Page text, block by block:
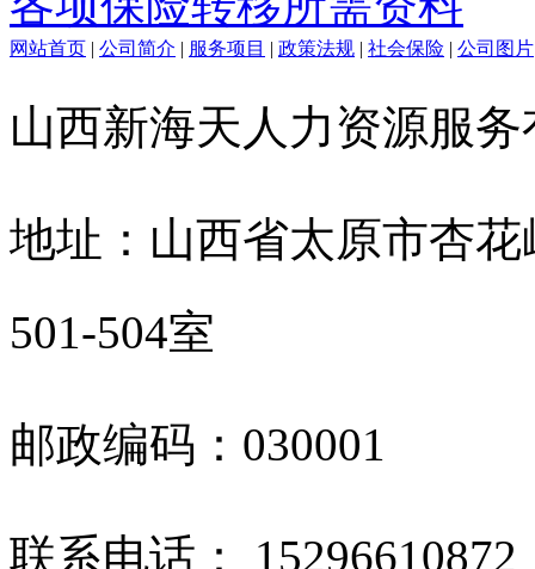
网站首页 | 公司简介 | 服务项目 | 政策法规 | 社会保险 | 公司图片
山西新海天人力资源服
地址：山西省太原市杏
501-504室
邮政编码：030001
联系电话：